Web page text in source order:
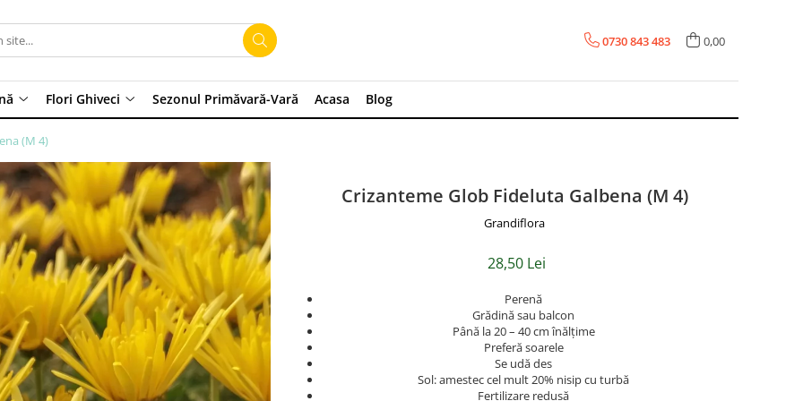
0730 843 483 0,00
Flori Ghiveci Sezonul Primăvară-Vară Acasa Blog
(M 4)
Crizanteme Glob Fideluta Galbena (M 4)
Grandiflora
28,50 Lei
Perenă
Grădină sau balcon
Până la 20 – 40 cm înălțime
Preferă soarele
Se udă des
Sol: amestec cel mult 20% nisip cu turbă
Fertilizare redusă